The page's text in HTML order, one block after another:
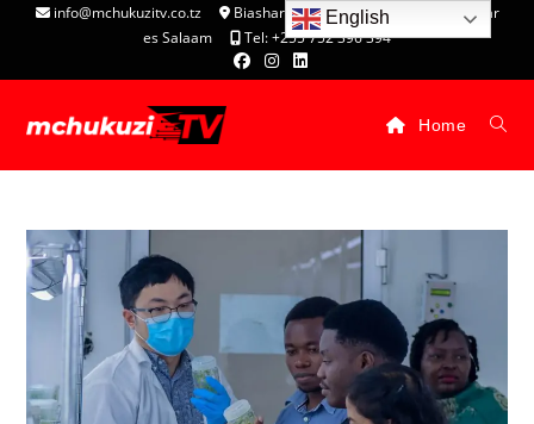
info@mchukuzitv.co.tz
Biashara Complex - P.O. Box 25074, Dar
es Salaam
Tel: +255 752 396 394
Home
English